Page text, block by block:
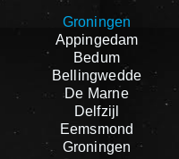
Groningen
Appingedam
Bedum
Bellingwedde
De Marne
Delfzijl
Eemsmond
Groningen